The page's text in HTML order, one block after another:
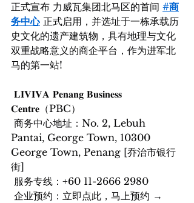
正式宣布 力威瓦集团北马区的首间 #商
务中心 正式启用，并选址于一栋承载历
史文化的遗产建筑物，具有地理与文化
双重战略意义的商企平台，作为进军北
马的第一站!
𝐋𝐈𝐕𝐈𝐕𝐀 𝐏𝐞𝐧𝐚𝐧𝐠 𝐁𝐮𝐬𝐢𝐧𝐞𝐬𝐬
𝐂𝐞𝐧𝐭𝐫𝐞（PBC）
商务中心地址：No. 2, Lebuh
Pantai, George Town, 10300
George Town, Penang [乔治市银行
街]
服务专线：+60 11-2666 2980
企业预约：立即点此，马上预约 →